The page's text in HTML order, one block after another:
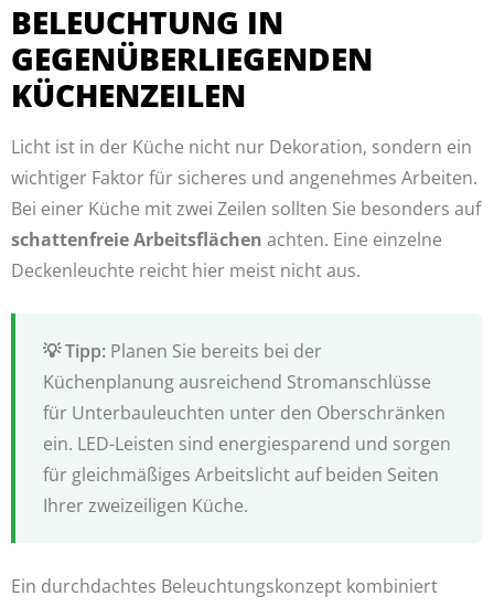
BELEUCHTUNG IN
GEGENÜBERLIEGENDEN
KÜCHENZEILEN
Licht ist in der Küche nicht nur Dekoration, sondern ein
wichtiger Faktor für sicheres und angenehmes Arbeiten.
Bei einer Küche mit zwei Zeilen sollten Sie besonders auf
schattenfreie Arbeitsflächen achten. Eine einzelne
Deckenleuchte reicht hier meist nicht aus.
Planen Sie bereits bei der
Küchenplanung ausreichend Stromanschlüsse
für Unterbauleuchten unter den Oberschränken
ein. LED-Leisten sind energiesparend und sorgen
für gleichmäßiges Arbeitslicht auf beiden Seiten
Ihrer zweizeiligen Küche.
Ein durchdachtes Beleuchtungskonzept kombiniert